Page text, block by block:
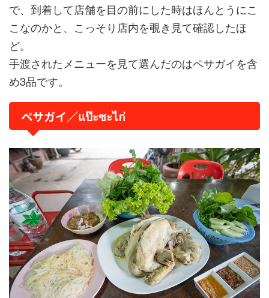
で、到着して店舗を目の前にした時はほんとうにこ
こなのかと、こっそり店内を覗き見て確認したほ
ど。
手渡されたメニューを見て選んだのはペサガイを含
め3品です。
ペサガイ／แป๊ะซะไก่